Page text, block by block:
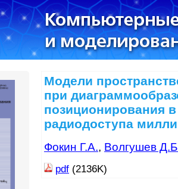
Модели
при
позиционирования
радиодоступа
Фокин Г.А., Волгушев
pdf (2136K)